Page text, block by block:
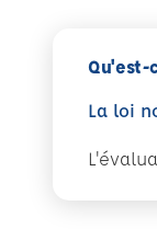
Qu'est-
La loi